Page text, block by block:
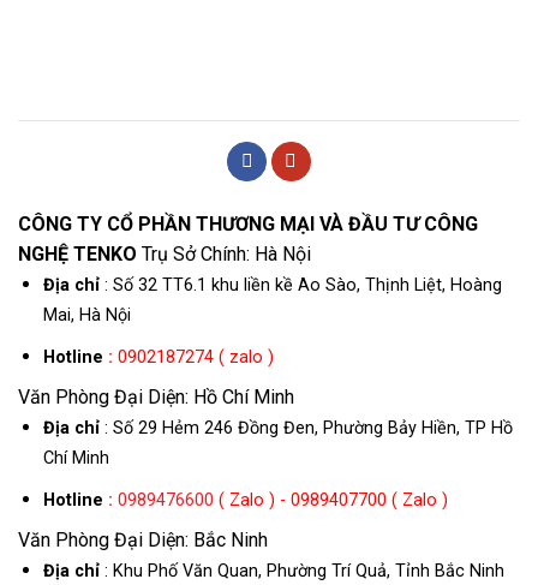
CÔNG TY CỔ PHẦN THƯƠNG MẠI VÀ ĐẦU TƯ CÔNG
NGHỆ TENKO Trụ Sở Chính: Hà Nội
Địa chỉ: Số 32 TT6.1 khu liền kề Ao Sào, Thịnh Liệt, Hoàng
Mai, Hà Nội
Hotline : 0902187274 ( zalo )
Văn Phòng Đại Diện: Hồ Chí Minh
Địa chỉ: Số 29 Hẻm 246 Đồng Đen, Phường Bảy Hiền, TP Hồ
Chí Minh
Hotline : 0989476600 ( Zalo ) - 0989407700 ( Zalo )
Văn Phòng Đại Diện: Bắc Ninh
Địa chỉ: Khu Phố Văn Quan, Phường Trí Quả, Tỉnh Bắc Ninh